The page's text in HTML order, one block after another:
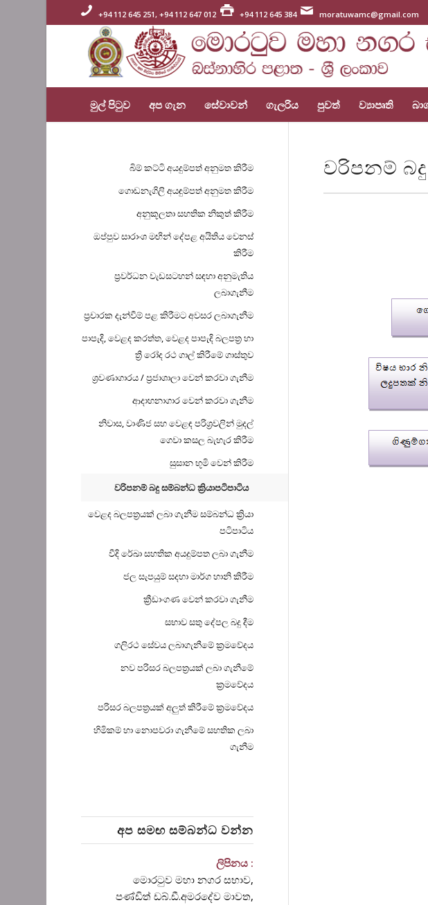
+94 112 645 251, +94 112 647 012 +94 112 645 384 moratuwamc@gmail.com
මුල් පිටුව අප ගැන සේවාවන් ගැලරිය පුවත් ව්‍යාපෘති
වරිපනම්
බිම් කට්ටි අයදුම්පත් අනුමත කිරීම
ගොඩනැගිලි අයඳුම්පත් අනුමත කිරීම
අනුකූලතා සහතික නිකුත් කිරීම
ඔප්පුව සාරාංශ මඟින් දේපළ අයිතිය වෙනස්
කිරීම
ප්‍රවර්ධන වැඩසටහන් සඳහා අනුමැතිය
ලබාගැනීම
ප්‍රචාරක දැන්වීම් පළ කිරීමට අවසර ලබාගැනීම
පාපැදි, වෙළද කරත්ත, වෙළද පාපැදි බලපත්‍ර හා
ත්‍රී රෝද රථ ගාල් කිරීමේ ගාස්තුව
ශ්‍රවණාගාරය / ප්‍රජාශාලා වෙන් කරවා ගැනීම
ආදාහනාගාර වෙන් කරවා ගැනීම
නිවාස, වාණිජ සහ වෙළඳ පරිශ්‍රවලින් මුදල්
ගෙවා කසල බැහැර කිරීම
සුසාන භූමි වෙන් කිරීම
වරිපනම් බදු සම්බන්ධ ක්‍රියාපටිපාටිය
වෙළද බලපත්‍රයක් ලබා ගැනීම සම්බන්ධ ක්‍රියා
පටිපාටිය
වීදි රේඛා සහතික අයදුම්පත ලබා ගැනීම
ජල සැපයුම් සදහා මාර්ග හානි කිරීම
ක්‍රීඩාංගණ වෙන් කරවා ගැනීම
සභාව සතු දේපල බදු දීම
ගලිරථ සේවය ලබාගැනීමේ ක්‍රමවේදය
නව පරිසර බලපත්‍රයක් ලබා ගැනීමේ
ක්‍රමවේදය
පරිසර බලපත්‍රයක් අලුත් කිරීමේ ක්‍රමවේදය
හිමිකම් හා නොපවරා ගැනීමේ සහතික ලබා
ගැනීම
අප සමඟ සම්බන්ධ වන්න
ලිපිනය :
මොරටුව මහා නගර සභාව,
පණ්ඩිත් ඩබ්.ඩී.අමරදේව මාවත‍,